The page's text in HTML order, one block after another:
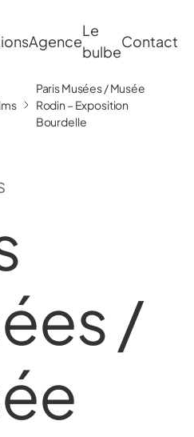
Agence
Le
bulbe
Contact
Paris Musées / Musée
Rodin – Exposition
Bourdelle
/